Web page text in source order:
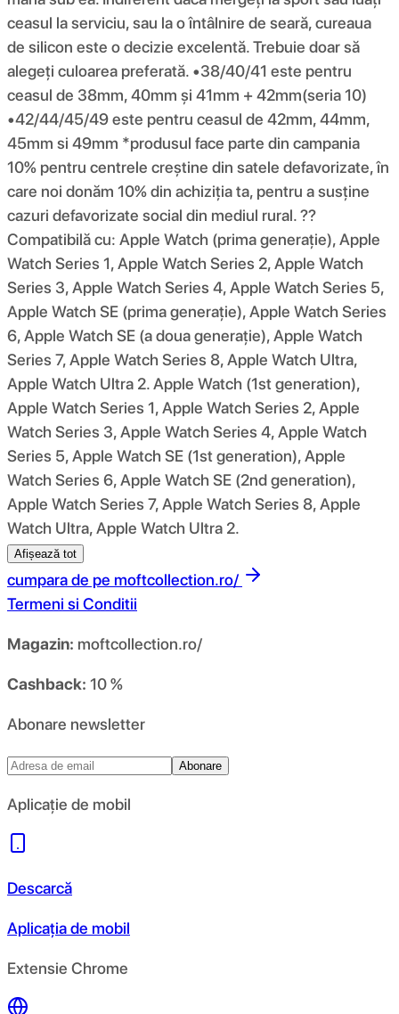
ceasul la serviciu, sau la o întâlnire de seară, cureaua
de silicon este o decizie excelentă. Trebuie doar să
alegeți culoarea preferată. •38/40/41 este pentru
ceasul de 38mm, 40mm și 41mm + 42mm(seria 10)
•42/44/45/49 este pentru ceasul de 42mm, 44mm,
45mm si 49mm *produsul face parte din campania
10% pentru centrele creștine din satele defavorizate, în
care noi donăm 10% din achiziția ta, pentru a susține
cazuri defavorizate social din mediul rural. ??
Compatibilă cu: Apple Watch (prima generație), Apple
Watch Series 1, Apple Watch Series 2, Apple Watch
Series 3, Apple Watch Series 4, Apple Watch Series 5,
Apple Watch SE (prima generație), Apple Watch Series
6, Apple Watch SE (a doua generație), Apple Watch
Series 7, Apple Watch Series 8, Apple Watch Ultra,
Apple Watch Ultra 2. Apple Watch (1st generation),
Apple Watch Series 1, Apple Watch Series 2, Apple
Watch Series 3, Apple Watch Series 4, Apple Watch
Series 5, Apple Watch SE (1st generation), Apple
Watch Series 6, Apple Watch SE (2nd generation),
Apple Watch Series 7, Apple Watch Series 8, Apple
Watch Ultra, Apple Watch Ultra 2.
Afișează tot
cumpara de pe moftcollection.ro/
Termeni si Conditii
Magazin: moftcollection.ro/
Cashback: 10 %
Abonare newsletter
Abonare
Aplicație de mobil
Descarcă
Aplicația de mobil
Extensie Chrome